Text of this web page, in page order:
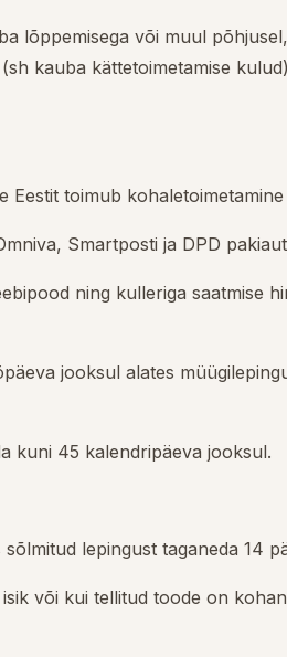
lõppemisega või muul
kauba kättetoimetamise
Eestit toimub
Smartposti ja DPD
ning kulleriga saatmise
jooksul alates
kuni 45 kalendripäeva jooksul.
lepingust taganeda 14
või kui tellitud toode on